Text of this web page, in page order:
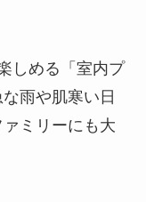
しめる「室内プ
雨や肌寒い日
ミリーにも大